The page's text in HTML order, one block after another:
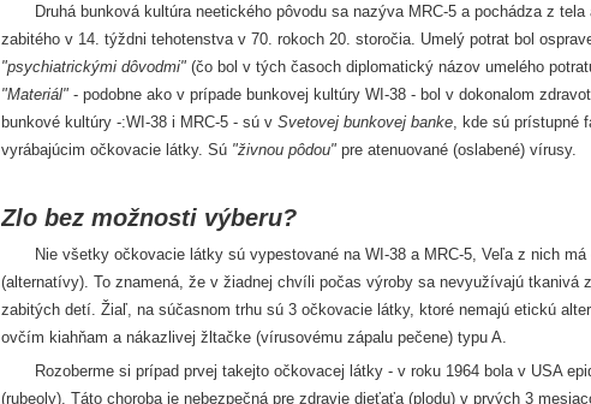
Druhá bunková kultúra neetického pôvodu sa nazýva MRC-5 a pochádza z tela
zabitého v 14. týždni tehotenstva v 70. rokoch 20. storočia. Umelý potrat bol
"psychiatrickými dôvodmi" (čo bol v tých časoch diplomatický názov umelého
"Materiál" - podobne ako v prípade bunkovej kultúry WI-38 - bol v dokonalom
bunkové kultúry -:WI-38 i MRC-5 - sú v Svetovej bunkovej banke , kde sú prístupné
vyrábajúcim očkovacie látky. Sú "živnou pôdou" pre atenuované (oslabené) vírusy.
Zlo bez možnosti výberu?
Nie všetky očkovacie látky sú vypestované na WI-38 a MRC-5, Veľa z nich má
(alternatívy). To znamená, že v žiadnej chvíli počas výroby sa nevyužívajú tkanivá
zabitých detí. Žiaľ, na súčasnom trhu sú 3 očkovacie látky, ktoré nemajú etickú
ovčím kiahňam a nákazlivej žltačke (vírusovému zápalu pečene) typu A.
Rozoberme si prípad prvej takejto očkovacej látky - v roku 1964 bola v USA
(rubeoly). Táto choroba je nebezpečná pre zdravie dieťaťa (plodu) v prvých 3